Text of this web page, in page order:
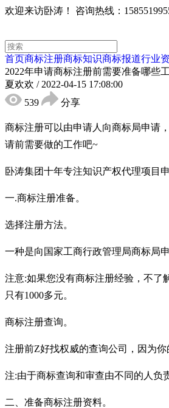
欢迎来访卧涛！ 咨询热线：
首页商标注册商标知识商标报道行业
2022年申请商标注册前需要准备哪些
夏欢欢 / 2022-04-15 17:08:00
539
分享
商标注册可以由申请人向商标局申请
请前需要做的工作吧~
卧涛集团十年专注知识产权代理项目
一.商标注册准备。
选择注册方法。
一种是向国家工商行政管理局商标局
注意:如果您没有商标注册经验，不了
只有1000多元。
商标注册查询。
注册前Z好找权威的查询公司，因为
注:由于商标查询和审查由不同的人负
二、准备商标注册资料。